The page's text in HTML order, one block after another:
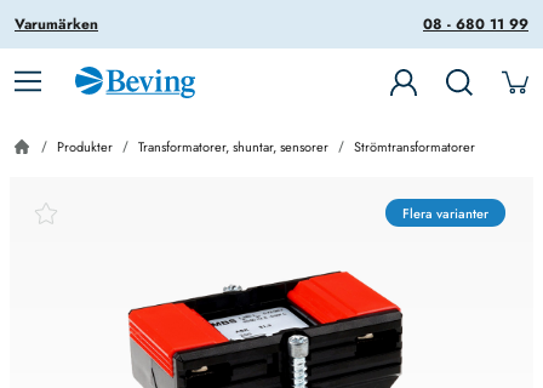
08 - 680 11 99
Varumärken
Produkter Transformatorer, shuntar, sensorer Strömtransformatorer
Flera varianter